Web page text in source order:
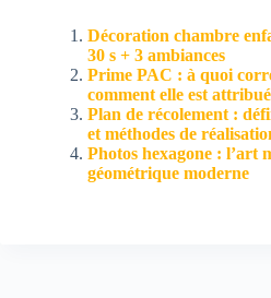
Décoration chambre
30 s + 3 ambiances
Prime PAC : à quoi
comment elle est
Plan de récolement :
et méthodes de
Photos hexagone : l’art
géométrique moderne